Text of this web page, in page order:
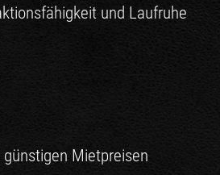
und Laufruhe
Mietpreisen